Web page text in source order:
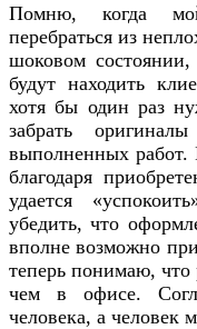
Помню, когда
перебраться из
шоковом
будут находить
хотя бы один раз
забрать
выполненных работ.
благодаря
удается
убедить, что
вполне возможно
теперь понимаю, что
чем в офисе.
человека, а человек